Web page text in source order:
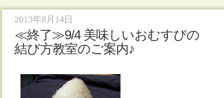
2013年8月14日
≪終了≫9/4 美味しいおむすびの
結び方教室のご案内♪